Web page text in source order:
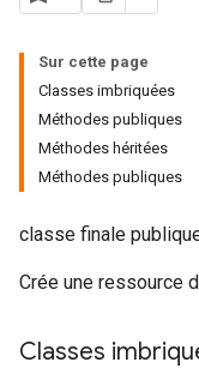
Sur cette page
Classes imbriquées
Méthodes publiques
Méthodes héritées
Méthodes publiques
classe finale
Crée une ressource
Classes